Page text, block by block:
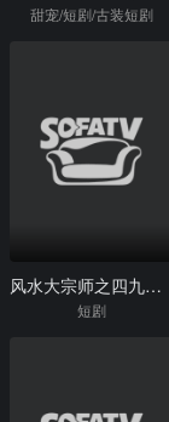
甜宠/短剧/古装短剧
风水大宗师之四九伏魔传
短剧